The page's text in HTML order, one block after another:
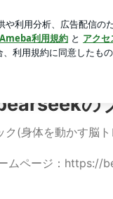
の
(身体を動かす脳
ムページ：https://